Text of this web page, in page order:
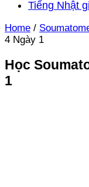
Tiếng Nhật
Home /
4 Ngày 1
Học
1